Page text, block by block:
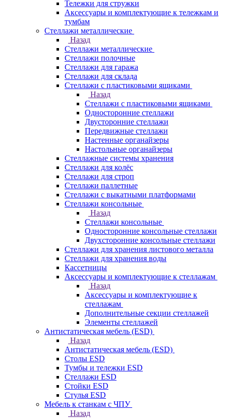
Тележки для стружки
Аксесcуары и комплектующие к тележкам и
тумбам
Стеллажи металлические
Назад
Стеллажи металлические
Стеллажи полочные
Стеллажи для гаража
Стеллажи для склада
Стеллажи с пластиковыми ящиками
Назад
Стеллажи с пластиковыми ящиками
Односторонние стеллажи
Двусторонние стеллажи
Передвижные стеллажи
Настенные органайзеры
Настольные органайзеры
Стеллажные системы хранения
Стеллажи для колёс
Стеллажи для строп
Стеллажи паллетные
Стеллажи с выкатными платформами
Стеллажи консольные
Назад
Стеллажи консольные
Односторонние консольные стеллажи
Двухсторонние консольные стеллажи
Стеллажи для хранения листового металла
Стеллажи для хранения воды
Кассетницы
Аксесcуары и комплектующие к стеллажам
Назад
Аксесcуары и комплектующие к
стеллажам
Дополнительные секции стеллажей
Элементы стеллажей
Антистатическая мебель (ESD)
Назад
Антистатическая мебель (ESD)
Столы ESD
Тумбы и тележки ESD
Стеллажи ESD
Стойки ESD
Стулья ESD
Мебель к станкам с ЧПУ
Назад